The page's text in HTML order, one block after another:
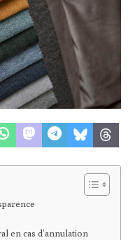
en cas d’annulation